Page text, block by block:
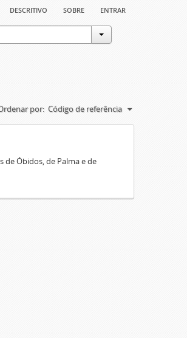
descritivo sobre entrar
por: Código de referência
Óbidos, de Palma e de